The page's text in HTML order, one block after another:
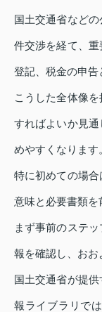
国土交通省など
件交渉を経て、重
登記、税金の申告
こうした全体像
すればよいか見
めやすくなります
特に初めての場
意味と必要書類を
まず事前のステ
報を確認し、おお
国土交通省が提
報ライブラリで